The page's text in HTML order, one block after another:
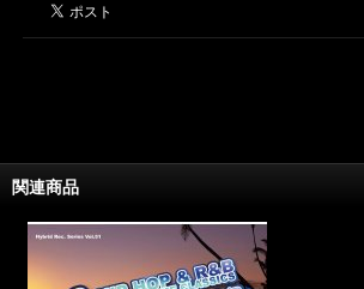
関連商品